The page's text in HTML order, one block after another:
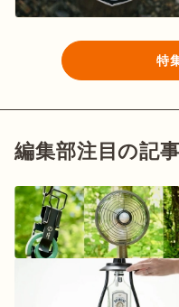
特
編集部注目の記事